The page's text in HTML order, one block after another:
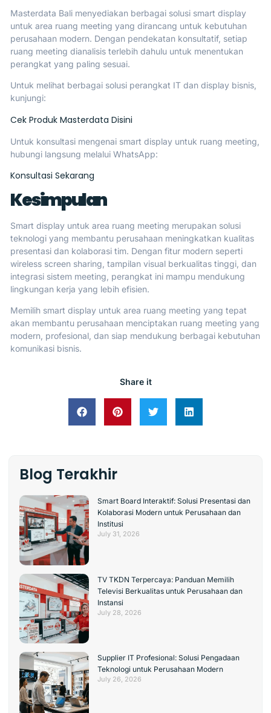
Share it
Masterdata Bali menyediakan berbagai solusi smart display
untuk area ruang meeting yang dirancang untuk kebutuhan
perusahaan modern. Dengan pendekatan konsultatif, setiap
ruang meeting dianalisis terlebih dahulu untuk menentukan
perangkat yang paling sesuai.
Untuk melihat berbagai solusi perangkat IT dan display bisnis,
kunjungi:
Cek Produk Masterdata Disini
Untuk konsultasi mengenai smart display untuk ruang meeting,
hubungi langsung melalui WhatsApp:
Konsultasi Sekarang
Kesimpulan
Smart display untuk area ruang meeting merupakan solusi
teknologi yang membantu perusahaan meningkatkan kualitas
presentasi dan kolaborasi tim. Dengan fitur modern seperti
wireless screen sharing, tampilan visual berkualitas tinggi, dan
integrasi sistem meeting, perangkat ini mampu mendukung
lingkungan kerja yang lebih efisien.
Memilih smart display untuk area ruang meeting yang tepat
akan membantu perusahaan menciptakan ruang meeting yang
modern, profesional, dan siap mendukung berbagai kebutuhan
komunikasi bisnis.
Blog Terakhir
Smart Board Interaktif: Solusi Presentasi dan
Kolaborasi Modern untuk Perusahaan dan
Institusi
July 31, 2026
TV TKDN Terpercaya: Panduan Memilih
Televisi Berkualitas untuk Perusahaan dan
Instansi
July 28, 2026
Supplier IT Profesional: Solusi Pengadaan
Teknologi untuk Perusahaan Modern
July 26, 2026